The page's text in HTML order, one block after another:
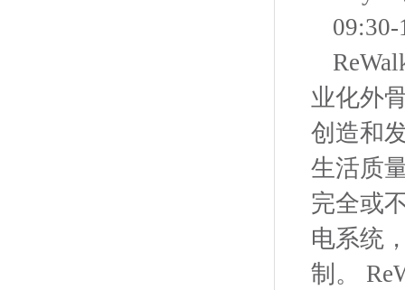
业化外
创造和
生活质
完全或
电系统
制。